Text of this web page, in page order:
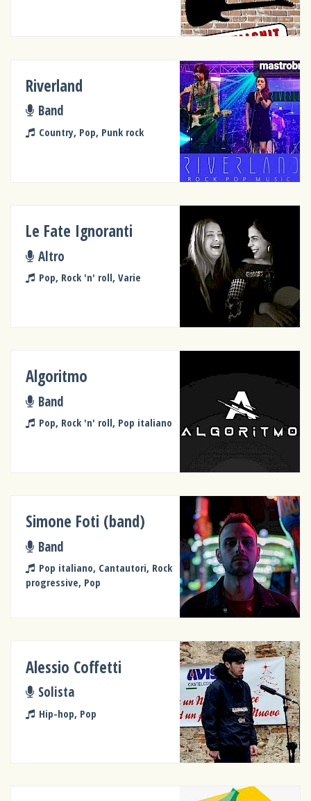
Riverland
Band
Country, Pop, Punk rock
Le Fate Ignoranti
Altro
Pop, Rock 'n' roll, Varie
Algoritmo
Band
Pop, Rock 'n' roll, Pop italiano
Simone Foti (band)
Band
Pop italiano, Cantautori, Rock
progressive, Pop
Alessio Coffetti
Solista
Hip-hop, Pop